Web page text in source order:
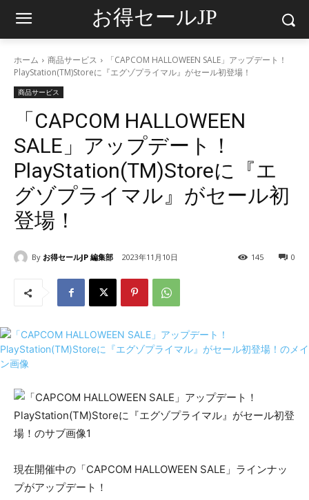
お得セールJP
ホーム 商品サービス
「CAPCOM HALLOWEEN SALE」アップデート！
PlayStation(TM)Storeに『エグゾプライマル』がセール初登場！
商品サービス
「CAPCOM HALLOWEEN
SALE」アップデート！
PlayStation(TM)Storeに『エ
グゾプライマル』がセール初
登場！
By お得セールJP 編集部 2023年11月10日 0
145
現在開催中の「CAPCOM HALLOWEEN SALE」ラインナッ
プがアップデート！